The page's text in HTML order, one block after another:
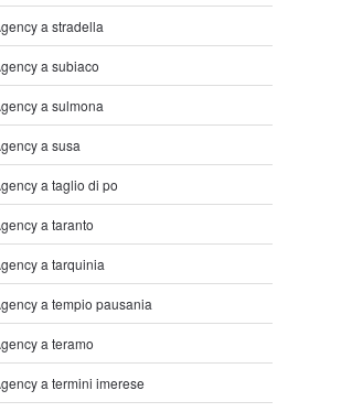
a stradella
a subiaco
a sulmona
a susa
a taglio di po
a taranto
a tarquinia
a tempio pausania
a teramo
a termini imerese